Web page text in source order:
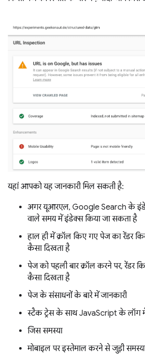
यहां आपको यह जानकारी मिल सकती है:
अगर यूआरएल, Google Search के
वाले समय में इंडेक्स किया जा सकता है
हाल ही में क्रॉल किए गए पेज का रेंडर
कैसा दिखता है
पेज को पहली बार क्रॉल करने पर, रेंडर
कैसा दिखता है
पेज के संसाधनों के बारे में जानकारी
स्टैक ट्रेस के साथ JavaScript के लॉग
जिस समस्या
मोबाइल पर इस्तेमाल करने से जुड़ी